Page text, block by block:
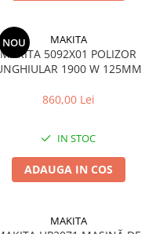
NOU MAKITA
MAKITA 5092X01 POLIZOR
1900 W 125MM
860,00 Lei
IN STOC
ADAUGA IN COS
MAKITA